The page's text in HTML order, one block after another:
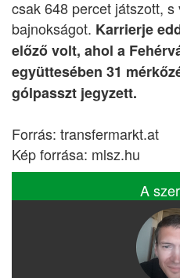
csak 648 percet játszott,
bajnokságot. Karrierje
előző volt, ahol a
együttesében 31
gólpasszt jegyzett.
Forrás: transfermarkt.at
Kép forrása: mlsz.hu
A